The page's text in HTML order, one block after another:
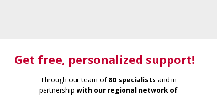
Get free, personalized support!
Through our team of 80 specialists and in
partnership with our regional network of